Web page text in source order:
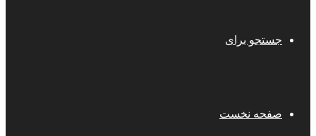
جستجو برای
صفحه نخست